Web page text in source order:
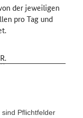
der jeweiligen
pro Tag und
.